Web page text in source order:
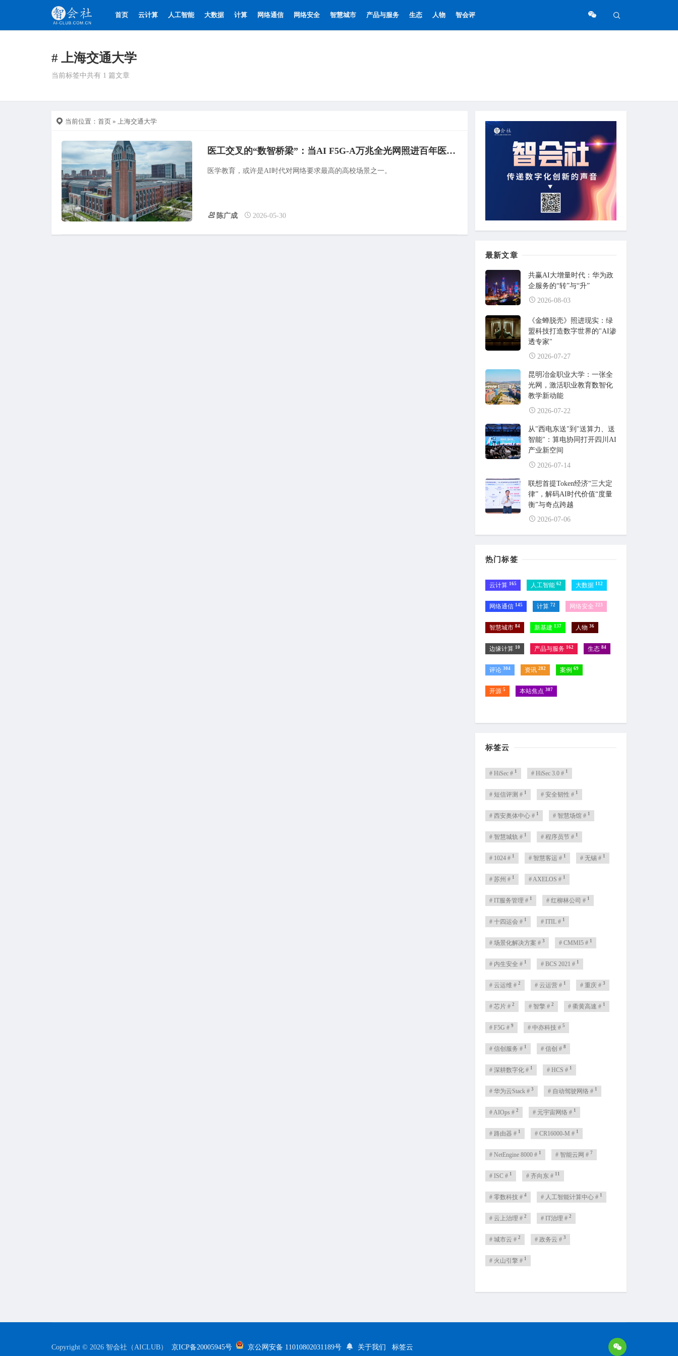
首页 云计算 人工智能 大数据 计算 网络通信 网络安全 智慧城市 产品与服务 生态 人物 智会评
# 上海交通大学
当前标签中共有 1 篇文章
当前位置： 首页 » 上海交通大学
医工交叉的“数智桥梁”：当AI F5G-A万兆全光网照进百年医学殿堂
医学教育，或许是AI时代对网络要求最高的高校场景之一。
陈广成 2026-05-30
最新文章
共赢AI大增量时代：华为政
企服务的“转”与“升”
2026-08-03
《金蝉脱壳》照进现实：绿
盟科技打造数字世界的"AI渗
透专家"
2026-07-27
昆明冶金职业大学：一张全
光网，激活职业教育数智化
教学新动能
2026-07-22
从"西电东送"到"送算力、送
智能"：算电协同打开四川AI
产业新空间
2026-07-14
联想首提Token经济“三大定
律”，解码AI时代价值“度量
衡”与奇点跨越
2026-07-06
热门标签
云计算 165 人工智能 62 大数据 112
网络通信 145 计算 72 网络安全 223
智慧城市 84 新基建 137 人物 36
边缘计算 10 产品与服务 162 生态 84
评论 304 资讯 282 案例 69
开源 5 本站焦点 307
标签云
# HiSec # 1 # HiSec 3.0 # 1
# 短信评测 # 1 # 安全韧性 # 1
# 西安奥体中心 # 1 # 智慧场馆 # 1
# 智慧城轨 # 1 # 程序员节 # 1
# 1024 # 1 # 智慧客运 # 1 # 无锡 # 1
# 苏州 # 1 # AXELOS # 1
# IT服务管理 # 1 # 红柳林公司 # 1
# 十四运会 # 1 # ITIL # 1
# 场景化解决方案 # 3 # CMMI5 # 1
# 内生安全 # 1 # BCS 2021 # 1
# 云运维 # 2 # 云运营 # 1 # 重庆 # 3
# 芯片 # 2 # 智擎 # 2 # 衢黄高速 # 1
# F5G # 9 # 中亦科技 # 5
# 信创服务 # 1 # 信创 # 8
# 深耕数字化 # 1 # HCS # 1
# 华为云Stack # 3 # 自动驾驶网络 # 1
# AIOps # 2 # 元宇宙网络 # 1
# 路由器 # 1 # CR16000-M # 1
# NetEngine 8000 # 1 # 智能云网 # 7
# ISC # 1 # 齐向东 # 11
# 零数科技 # 4 # 人工智能计算中心 # 1
# 云上治理 # 2 # IT治理 # 2
# 城市云 # 2 # 政务云 # 3
# 火山引擎 # 1
Copyright © 2026 智会社（AICLUB） 京ICP备20005945号 京公网安备 11010802031189号 关于我们 标签云